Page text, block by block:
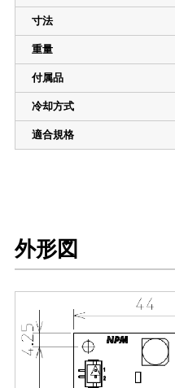
寸法
重量
付属品
冷却方式
適合規格
外形図